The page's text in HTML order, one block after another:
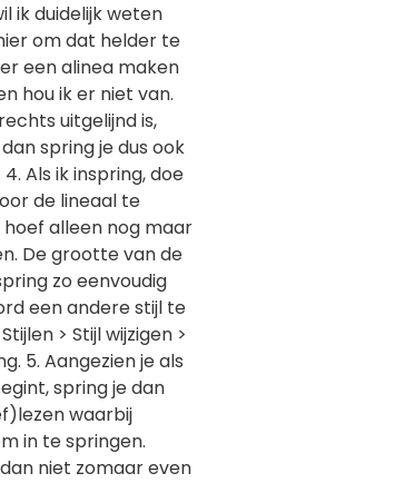
ik duidelijk weten
om dat helder te
een alinea maken
hou ik er niet van.
uitgelijnd is,
spring je dus ook
Als ik inspring, doe
de lineaal te
alleen nog maar
De grootte van de
zo eenvoudig
een andere stijl te
> Stijl wijzigen >
5. Aangezien je als
spring je dan
waarbij
in te springen.
niet zomaar even